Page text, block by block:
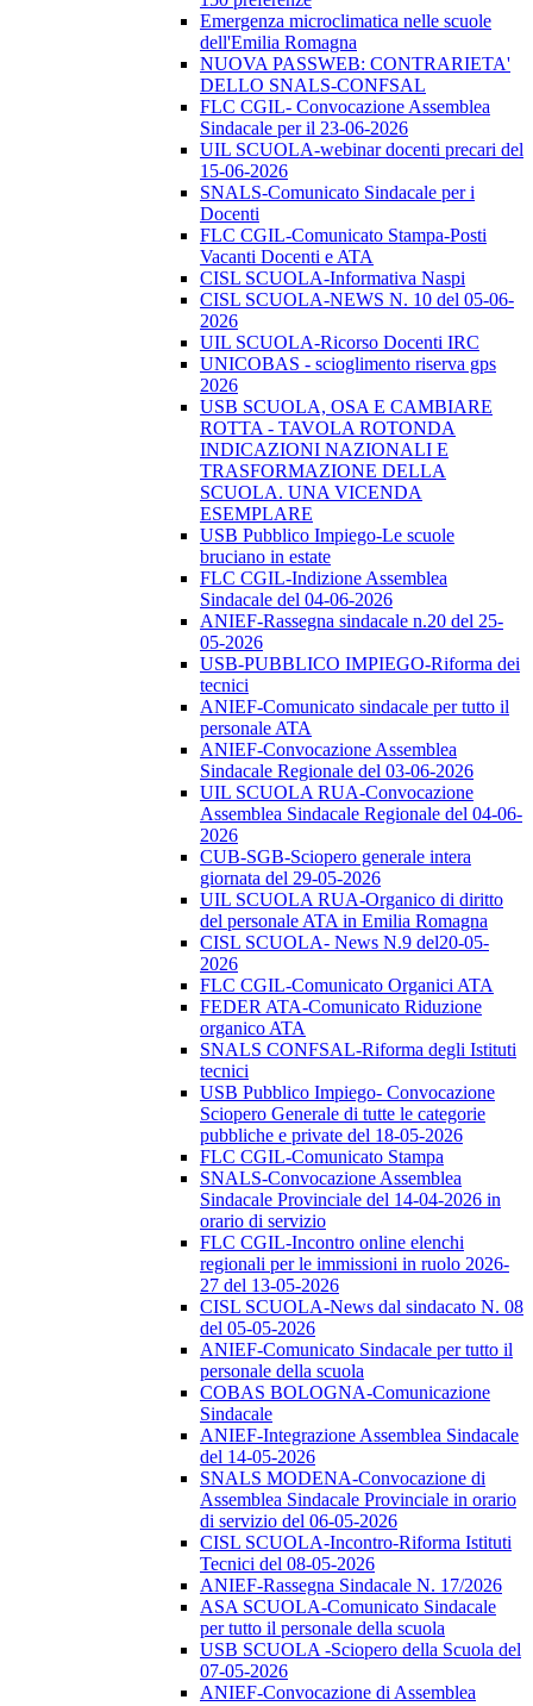
Emergenza microclimatica nelle scuole
dell'Emilia Romagna
NUOVA PASSWEB: CONTRARIETA'
DELLO SNALS-CONFSAL
FLC CGIL- Convocazione Assemblea
Sindacale per il 23-06-2026
UIL SCUOLA-webinar docenti precari del
15-06-2026
SNALS-Comunicato Sindacale per i
Docenti
FLC CGIL-Comunicato Stampa-Posti
Vacanti Docenti e ATA
CISL SCUOLA-Informativa Naspi
CISL SCUOLA-NEWS N. 10 del 05-06-
2026
UIL SCUOLA-Ricorso Docenti IRC
UNICOBAS - scioglimento riserva gps
2026
USB SCUOLA, OSA E CAMBIARE
ROTTA - TAVOLA ROTONDA
INDICAZIONI NAZIONALI E
TRASFORMAZIONE DELLA
SCUOLA. UNA VICENDA
ESEMPLARE
USB Pubblico Impiego-Le scuole
bruciano in estate
FLC CGIL-Indizione Assemblea
Sindacale del 04-06-2026
ANIEF-Rassegna sindacale n.20 del 25-
05-2026
USB-PUBBLICO IMPIEGO-Riforma dei
tecnici
ANIEF-Comunicato sindacale per tutto il
personale ATA
ANIEF-Convocazione Assemblea
Sindacale Regionale del 03-06-2026
UIL SCUOLA RUA-Convocazione
Assemblea Sindacale Regionale del 04-06-
2026
CUB-SGB-Sciopero generale intera
giornata del 29-05-2026
UIL SCUOLA RUA-Organico di diritto
del personale ATA in Emilia Romagna
CISL SCUOLA- News N.9 del20-05-
2026
FLC CGIL-Comunicato Organici ATA
FEDER ATA-Comunicato Riduzione
organico ATA
SNALS CONFSAL-Riforma degli Istituti
tecnici
USB Pubblico Impiego- Convocazione
Sciopero Generale di tutte le categorie
pubbliche e private del 18-05-2026
FLC CGIL-Comunicato Stampa
SNALS-Convocazione Assemblea
Sindacale Provinciale del 14-04-2026 in
orario di servizio
FLC CGIL-Incontro online elenchi
regionali per le immissioni in ruolo 2026-
27 del 13-05-2026
CISL SCUOLA-News dal sindacato N. 08
del 05-05-2026
ANIEF-Comunicato Sindacale per tutto il
personale della scuola
COBAS BOLOGNA-Comunicazione
Sindacale
ANIEF-Integrazione Assemblea Sindacale
del 14-05-2026
SNALS MODENA-Convocazione di
Assemblea Sindacale Provinciale in orario
di servizio del 06-05-2026
CISL SCUOLA-Incontro-Riforma Istituti
Tecnici del 08-05-2026
ANIEF-Rassegna Sindacale N. 17/2026
ASA SCUOLA-Comunicato Sindacale
per tutto il personale della scuola
USB SCUOLA -Sciopero della Scuola del
07-05-2026
ANIEF-Convocazione di Assemblea